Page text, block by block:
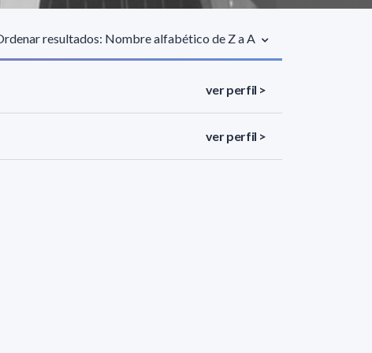
resultados: Nombre alfabético de Z a A
ver perfil >
ver perfil >